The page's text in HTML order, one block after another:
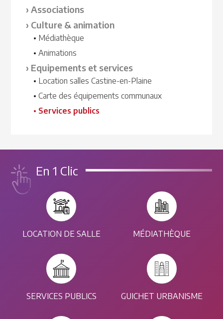
Associations
Culture & animation
Médiathèque
Animations
Equipements et services
Location salles Castine-en-Plaine
Carte des équipements communaux
Services publics
En 1 Clic
LOCATION DE SALLE MÉDIATHÈQUE
SERVICES PUBLICS GUICHET URBANISME